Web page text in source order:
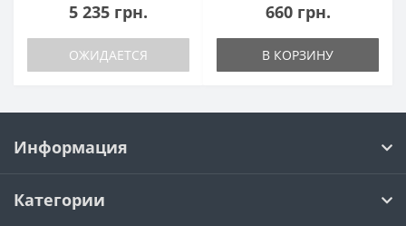
5 235 грн.
ОЖИДАЕТСЯ
660 грн.
В КОРЗИНУ
Информация
Категории